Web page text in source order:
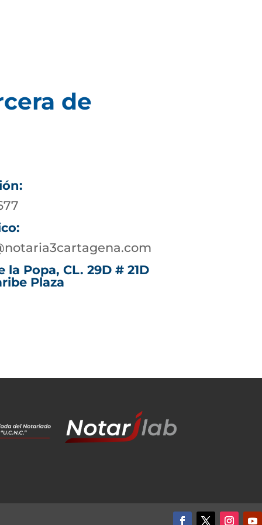
de
la Popa, CL. 29D # 21D
Plaza